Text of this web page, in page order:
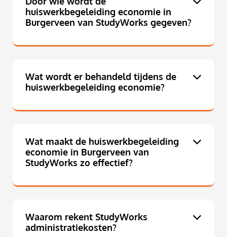
huiswerkbegeleiding economie in
Burgerveen van StudyWorks gegeven?
Wat wordt er behandeld tijdens de
huiswerkbegeleiding economie?
Wat maakt de huiswerkbegeleiding
economie in Burgerveen van
StudyWorks zo effectief?
Waarom rekent StudyWorks
administratiekosten?